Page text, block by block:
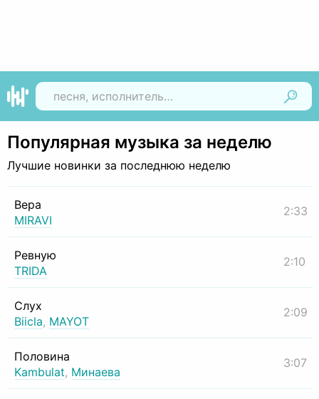
Популярная музыка за неделю
Лучшие новинки за последнюю неделю
Вера
MIRAVI
2:33
Ревную
TRIDA
2:10
Слух
Biicla, MAYOT
2:09
Половина
Kambulat, Минаева
3:07